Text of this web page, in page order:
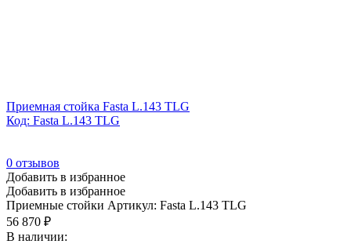
Приемная стойка Fasta L.143 TLG
Код: Fasta L.143 TLG
0 отзывов
Добавить в избранное
Добавить в избранное
Приемные стойки Артикул: Fasta L.143 TLG
56 870 ₽
В наличии: